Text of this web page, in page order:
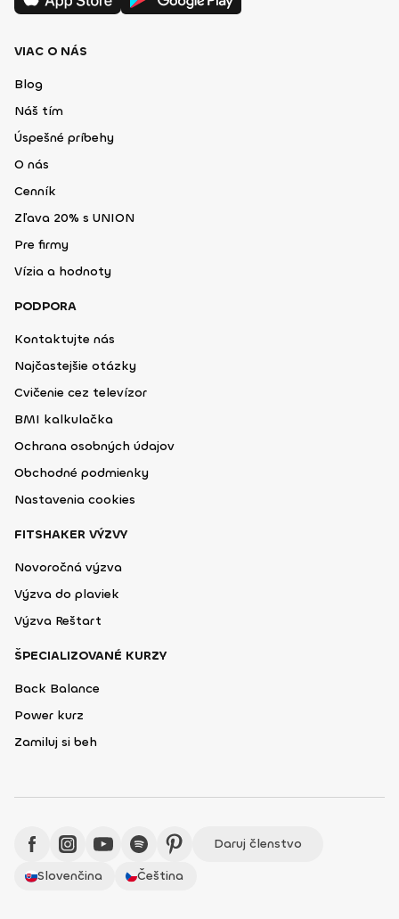
VIAC O NÁS
Blog
Náš tím
Úspešné príbehy
O nás
Cenník
Zľava 20% s UNION
Pre firmy
Vízia a hodnoty
PODPORA
Kontaktujte nás
Najčastejšie otázky
Cvičenie cez televízor
BMI kalkulačka
Ochrana osobných údajov
Obchodné podmienky
Nastavenia cookies
FITSHAKER VÝZVY
Novoročná výzva
Výzva do plaviek
Výzva Reštart
ŠPECIALIZOVANÉ KURZY
Back Balance
Power kurz
Zamiluj si beh
Daruj členstvo
Slovenčina
Čeština